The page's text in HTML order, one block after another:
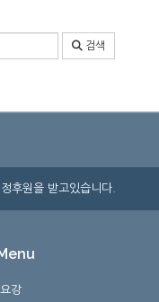
검색
후원을 받고있습니다.
강